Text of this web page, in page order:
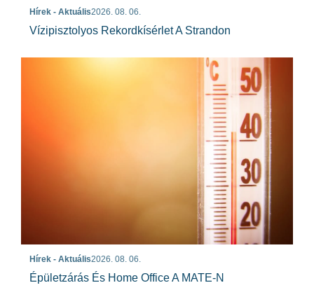
Hírek - Aktuális2026. 08. 06.
Vízipisztolyos Rekordkísérlet A Strandon
Hírek - Aktuális2026. 08. 06.
Épületzárás És Home Office A MATE-N